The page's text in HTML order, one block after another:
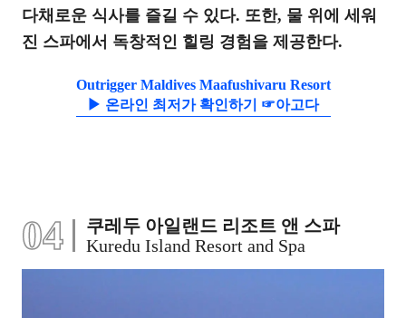
다채로운 식사를 즐길 수 있다. 또한, 물 위에 세워
진 스파에서 독창적인 힐링 경험을 제공한다.
Outrigger Maldives Maafushivaru Resort
▶ 온라인 최저가 확인하기 ☞아고다
04
쿠레두 아일랜드 리조트 앤 스파
Kuredu Island Resort and Spa